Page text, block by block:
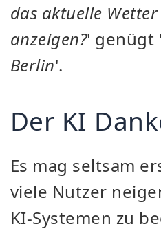
das aktuelle
anzeigen?' genügt
Berlin'.
Der KI
Es mag seltsam
viele Nutzer
KI-Systemen zu